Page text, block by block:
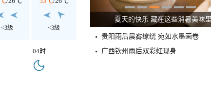
<3级 <3级
04时
广西南宁：盛夏里的“绿野仙踪”
贵阳雨后晨雾缭绕 宛如水墨画卷
广西钦州雨后双彩虹现身